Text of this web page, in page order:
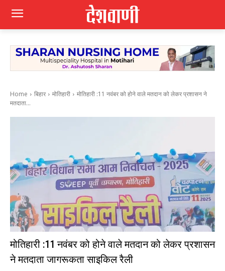
Home बिहार मोतिहारी
मोतिहारी :11 नवंबर को होने वाले मतदान को लेकर प्रशासन ने
मतदाता...
मोतिहारी :11 नवंबर को होने वाले मतदान को लेकर प्रशासन
ने मतदाता जागरूकता साइकिल रैली